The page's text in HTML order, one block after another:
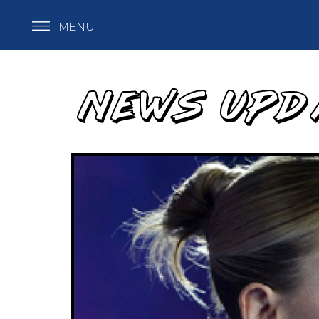
MENU
NEWS